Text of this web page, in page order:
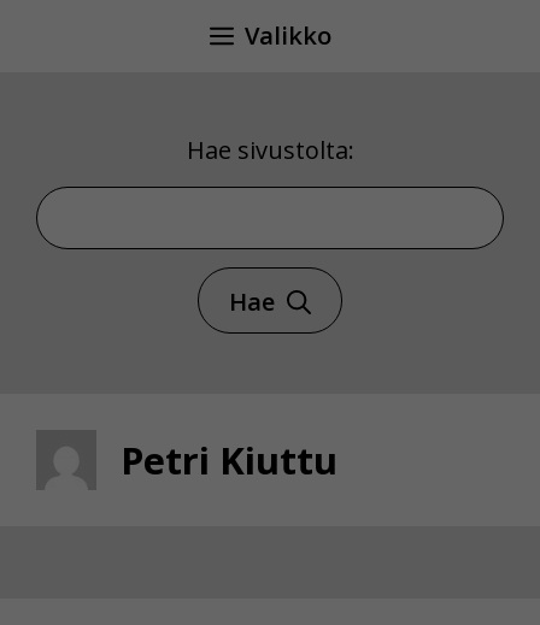
Valikko
Hae sivustolta:
Hae sivustolta
Hae
Petri Kiuttu